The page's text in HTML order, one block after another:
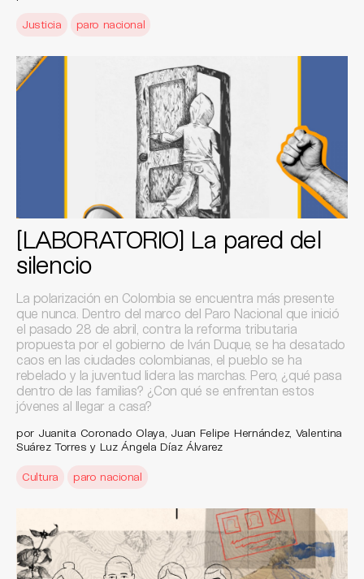
Justicia paro nacional
[LABORATORIO] La pared del
silencio
La polarización en Colombia se encuentra más presente
que nunca. Dentro del marco del Paro Nacional que inició
el pasado 28 de abril, contra la reforma tributaria
propuesta por el gobierno de Iván Duque, se ha desatado
caos en las ciudades colombianas, el pueblo se ha
rebelado y la juventud lidera las marchas. Pero, ¿qué pasa
dentro de las familias? ¿Con qué se enfrentan estos
jóvenes al llegar a casa?
por Juanita Coronado Olaya, Juan Felipe Hernández, Valentina
Suárez Torres y Luz Ángela Díaz Álvarez
Cultura paro nacional